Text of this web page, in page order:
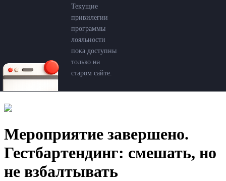
Текущие
привилегии
программы
лояльности
пока доступны
только на
старом сайте.
Мероприятие завершено.
Гестбартендинг: смешать, но
не взбалтывать